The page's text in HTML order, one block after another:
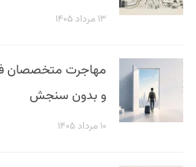
۱۳ مرداد ۱۴۰۵
مهاجرت متخصصان
و بدون سنجش
۱۰ مرداد ۱۴۰۵